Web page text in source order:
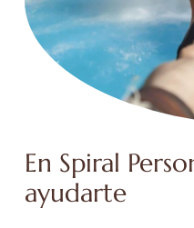
En Spiral
ayudarte